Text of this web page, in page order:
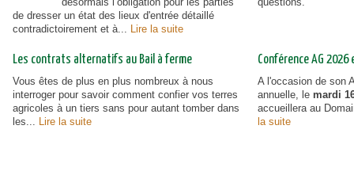
de dresser un état des lieux d'entrée détaillé
contradictoirement et à... Lire la suite
Les contrats alternatifs au Bail à ferme
Vous êtes de plus en plus nombreux à nous
interroger pour savoir comment confier vos terres
agricoles à un tiers sans pour autant tomber dans
les... Lire la suite
Conférence AG
A l'occasion de son
annuelle, le mardi
accueillera au
la suite